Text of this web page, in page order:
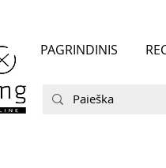
PAGRINDINIS